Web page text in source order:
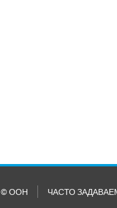
© ООН ЧАСТО